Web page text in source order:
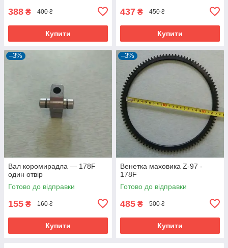
388 ₴ 400 ₴
Купити
437 ₴ 450 ₴
Купити
–3%
Вал коромирадла — 178F
один отвір
Готово до відправки
155 ₴ 160 ₴
Купити
–3%
Венетка маховика Z-97 -
178F
Готово до відправки
485 ₴ 500 ₴
Купити